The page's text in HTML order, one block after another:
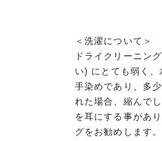
＜洗濯について＞
ドライクリーニン
い) にとても弱く
手染めであり、多
れた場合、縮んで
を耳にする事があ
グをお勧めします